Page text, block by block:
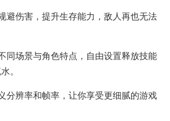
避伤害，提升生存能力，敌人再也无法
同场景与角色特点，自由设置释放技能
。
分辨率和帧率，让你享受更细腻的游戏